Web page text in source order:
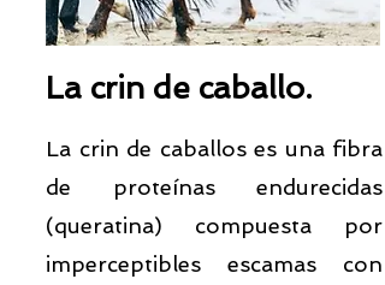
La crin de caballo.
La crin de caballos es una fibra
de proteínas endurecidas
(queratina) compuesta por
imperceptibles escamas con